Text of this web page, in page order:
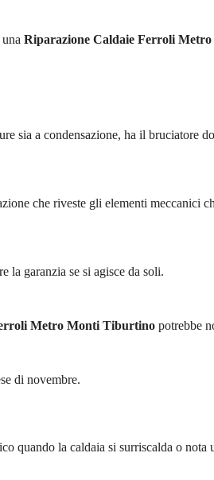
Riparazione Caldaie Ferroli
sia a condensazione, ha il bruciatore
che riveste gli elementi meccanici
la garanzia se si agisce da soli.
Metro Monti Tiburtino potrebbe
di novembre.
quando la caldaia si surriscalda o nota